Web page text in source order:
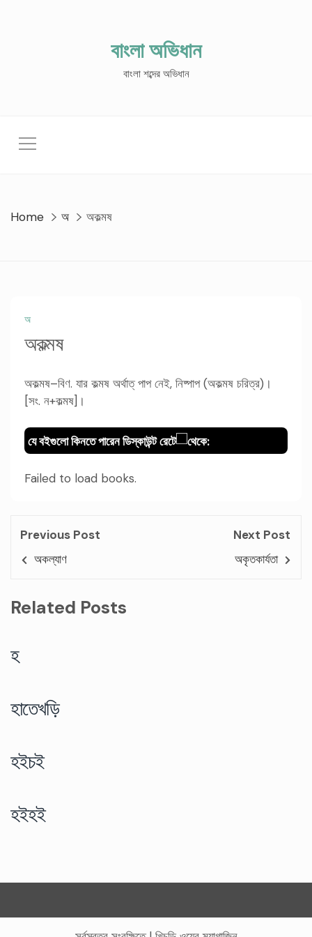
বাংলা অভিধান
বাংলা শব্দের অভিধান
Home অ অকল্মষ
অ
অকল্মষ
অকল্মষ–বিণ. যার কল্মষ অর্থাত্ পাপ নেই, নিষ্পাপ (অকল্মষ চরিত্র)।
[সং. ন+কল্মষ]।
যে বইগুলো কিনতে পারেন ডিস্কাউন্ট রেটে থেকে:
Failed to load books.
Previous Post
অকল্যাণ
Next Post
অকৃতকার্যতা
Related Posts
হ
হাতেখড়ি
হইচই
হইহই